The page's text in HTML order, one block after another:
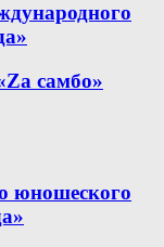
самбо»
юношеского